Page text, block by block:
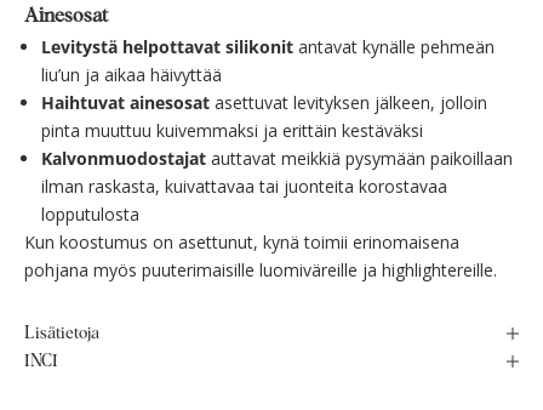
Ainesosat
Levitystä helpottavat silikonit antavat kynälle pehmeän
liu’un ja aikaa häivyttää
Haihtuvat ainesosat asettuvat levityksen jälkeen, jolloin
pinta muuttuu kuivemmaksi ja erittäin kestäväksi
Kalvonmuodostajat auttavat meikkiä pysymään paikoillaan
ilman raskasta, kuivattavaa tai juonteita korostavaa
lopputulosta
Kun koostumus on asettunut, kynä toimii erinomaisena
pohjana myös puuterimaisille luomiväreille ja highlightereille.
Lisätietoja
INCI